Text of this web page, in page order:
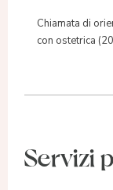
Chiamata di
con ostetrica
Servizi